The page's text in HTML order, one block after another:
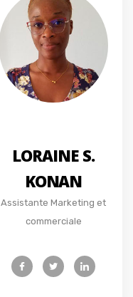
LORAINE S.
KONAN
Assistante Marketing et
commerciale